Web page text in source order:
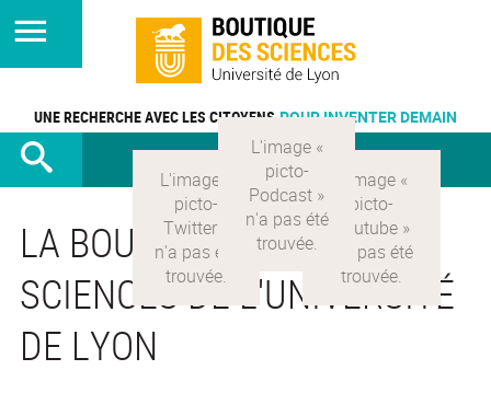
UNE RECHERCHE AVEC LES CITOYENS POUR INVENTER DEMAIN
LA BOUTIQUE DES
SCIENCES DE L'UNIVERSITÉ
DE LYON